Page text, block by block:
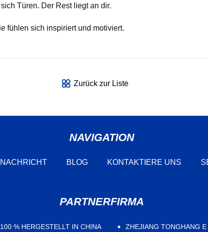
Türen. Der Rest liegt an dir.
fühlen sich inspiriert und motiviert.
Zurück zur Liste
NAVIGATION
NACHRICHT BLOG KONTAKTIERE UNS
PARTNERFIRMA
% HERGESTELLT IN CHINA ZHEJIANG TONGHANG